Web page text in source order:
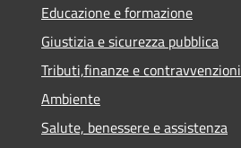
Educazione e formazione
Giustizia e sicurezza pubblica
Tributi,finanze e contravvenzioni
Ambiente
Salute, benessere e assistenza